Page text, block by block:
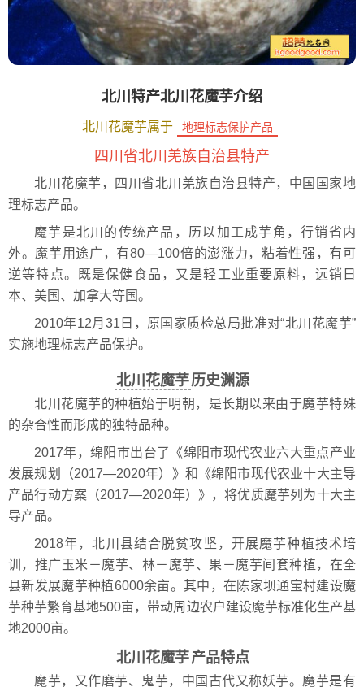
北川特产北川花魔芋介绍
北川花魔芋属于 地理标志保护产品
四川省北川羌族自治县特产
北川花魔芋，四川省北川羌族自治县特产，中国国家地
理标志产品。
魔芋是北川的传统产品，历以加工成芋角，行销省内
外。魔芋用途广，有80—100倍的澎涨力，粘着性强，有可
逆等特点。既是保健食品，又是轻工业重要原料，远销日
本、美国、加拿大等国。
2010年12月31日，原国家质检总局批准对“北川花魔芋”
实施地理标志产品保护。
北川花魔芋历史渊源
北川花魔芋的种植始于明朝，是长期以来由于魔芋特殊
的杂合性而形成的独特品种。
2017年，绵阳市出台了《绵阳市现代农业六大重点产业
发展规划（2017—2020年）》和《绵阳市现代农业十大主导
产品行动方案（2017—2020年）》，将优质魔芋列为十大主
导产品。
2018年，北川县结合脱贫攻坚，开展魔芋种植技术培
训，推广玉米－魔芋、林－魔芋、果－魔芋间套种植，在全
县新发展魔芋种植6000余亩。其中，在陈家坝通宝村建设魔
芋种芋繁育基地500亩，带动周边农户建设魔芋标准化生产基
地2000亩。
北川花魔芋产品特点
魔芋，又作磨芋、鬼芋，中国古代又称妖芋。魔芋是有